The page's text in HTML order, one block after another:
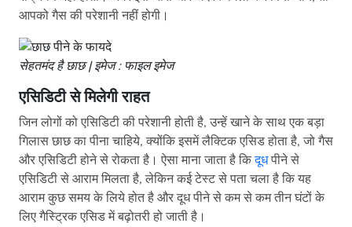
आपको गैस की परेशानी नहीं होगी।
सेहतमंद है छाछ | इमेज : फाइल इमेज
एसिडिटी से मिलेगी राहत
जिन लोगों को एसिडिटी की परेशानी होती है, उन्हें खाने के साथ एक बड़ा
गिलास छाछ का पीना चाहिये, क्योंकि इसमें लैक्टिक एसिड होता है, जो गैस
और एसिडिटी होने से रोकता है। ऐसा माना जाता है किदूधपीने से
एसिडिटी से आराम मिलता है, लेकिन कई टेस्ट से पता चला है कि यह
आराम कुछ समय के लिये होत है और दूध पीने से कम से कम तीन घंटों के
लिए गैस्ट्रिक एसिड में बढ़ोतरी हो जाती है।